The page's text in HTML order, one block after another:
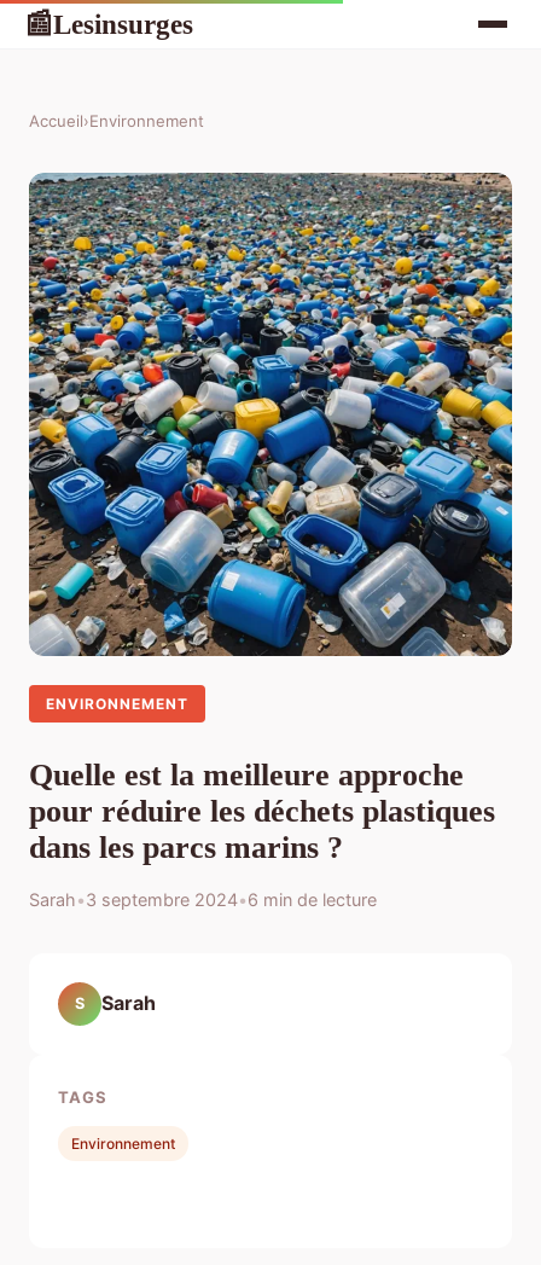
📰Lesinsurges
Accueil›Environnement
ENVIRONNEMENT
Quelle est la meilleure approche
pour réduire les déchets plastiques
dans les parcs marins ?
Sarah•3 septembre 2024•6 min de lecture
S Sarah
TAGS
Environnement